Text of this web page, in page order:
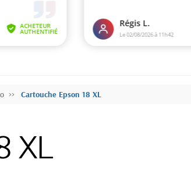
Cartouche Epson 18 XL
XL